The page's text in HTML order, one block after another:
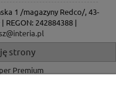
1 /magazyny Redco/, 43-
REGON: 242884388 |
strony
Premium